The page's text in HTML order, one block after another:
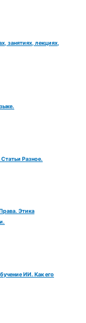
занятиях, лекциях,
Разное.
Этика
ИИ. Как его